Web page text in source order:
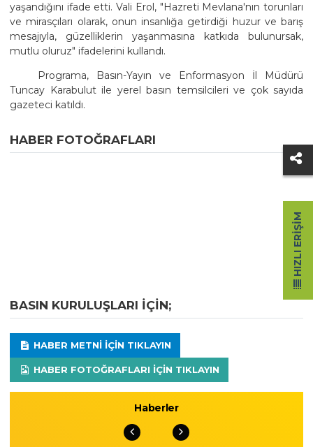
yaşandığını ifade etti. Vali Erol, "Hazreti Mevlana'nın torunları
ve mirasçıları olarak, onun insanlığa getirdiği huzur ve barış
mesajıyla, güzelliklerin yaşanmasına katkıda bulunursak,
mutlu oluruz" ifadelerini kullandı.
Programa, Basın-Yayın ve Enformasyon İl Müdürü
Tuncay Karabulut ile yerel basın temsilcileri ve çok sayıda
gazeteci katıldı.
HABER FOTOĞRAFLARI
BASIN KURULUŞLARI IÇIN;
HABER METNI IÇIN TIKLAYIN
HABER FOTOĞRAFLARI IÇIN TIKLAYIN
Haberler
HIZLI ERIŞIM